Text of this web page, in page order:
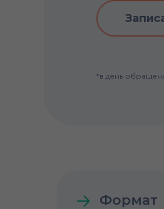
*в день
Формат